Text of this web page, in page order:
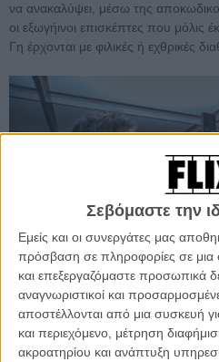
Σεβόμαστε την
Εμείς και οι συνεργάτες μας
πρόσβαση σε πληροφορίες σε
και επεξεργαζόμαστε προσωπικά
αναγνωριστικοί και
αποστέλλονται από μια συσκευή
και περιεχόμενο, μέτρηση
ακροατηρίου και ανάπτυξη
να ανακαλύψει, μέσω της
οι εξωγήινοι επισκέπτες που μόλις
Γη έρχονται με φιλικές ή εχθρικές
Με την Εϊμι Ανταμς στα γυρίσματα